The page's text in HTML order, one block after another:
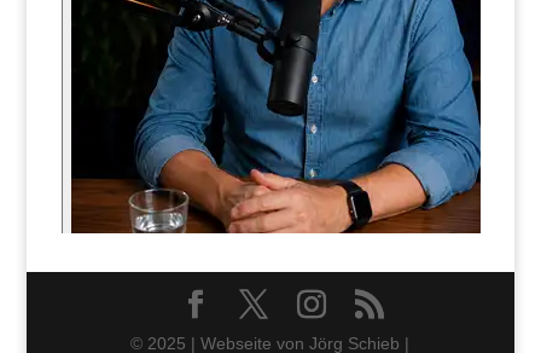
© 2025 | Webseite von Jörg Schieb |